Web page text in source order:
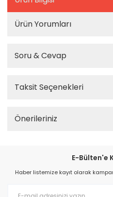
Ürün Yorumları
Soru & Cevap
Taksit Seçenekleri
Önerileriniz
E-Bülten'e
Haber listemize kayıt olarak